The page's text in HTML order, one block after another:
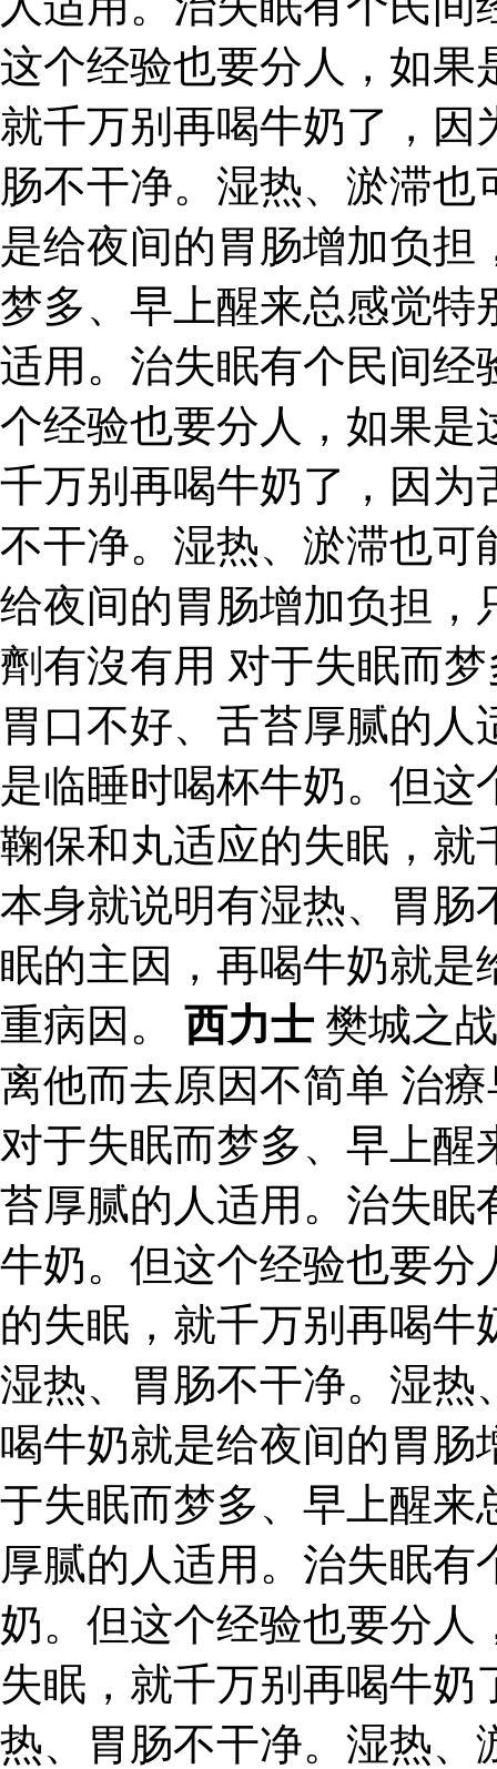
这个经验也要分人，如果
就千万别再喝牛奶了，因
肠不干净。湿热、淤滞
是给夜间的胃肠增加负
梦多、早上醒来总感觉特
适用。治失眠有个民间经
个经验也要分人，如果是
千万别再喝牛奶了，因为
不干净。湿热、淤滞也可
给夜间的胃肠增加负担，
劑有沒有用 对于失眠而
胃口不好、舌苔厚腻的
是临睡时喝杯牛奶。但
鞠保和丸适应的失眠，就
本身就说明有湿热、胃肠
眠的主因，再喝牛奶就是
重病因。 西力士 樊城之
离他而去原因不简单 治
对于失眠而梦多、早上
苔厚腻的人适用。治失眠
牛奶。但这个经验也要分
的失眠，就千万别再喝
湿热、胃肠不干净。湿热
喝牛奶就是给夜间的胃肠
于失眠而梦多、早上醒来
厚腻的人适用。治失眠
奶。但这个经验也要分人
失眠，就千万别再喝牛
热、胃肠不干净。湿热、